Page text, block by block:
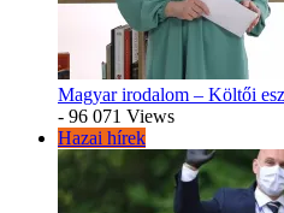
Magyar irodalom – Költői
- 96 071 Views
Hazai hírek